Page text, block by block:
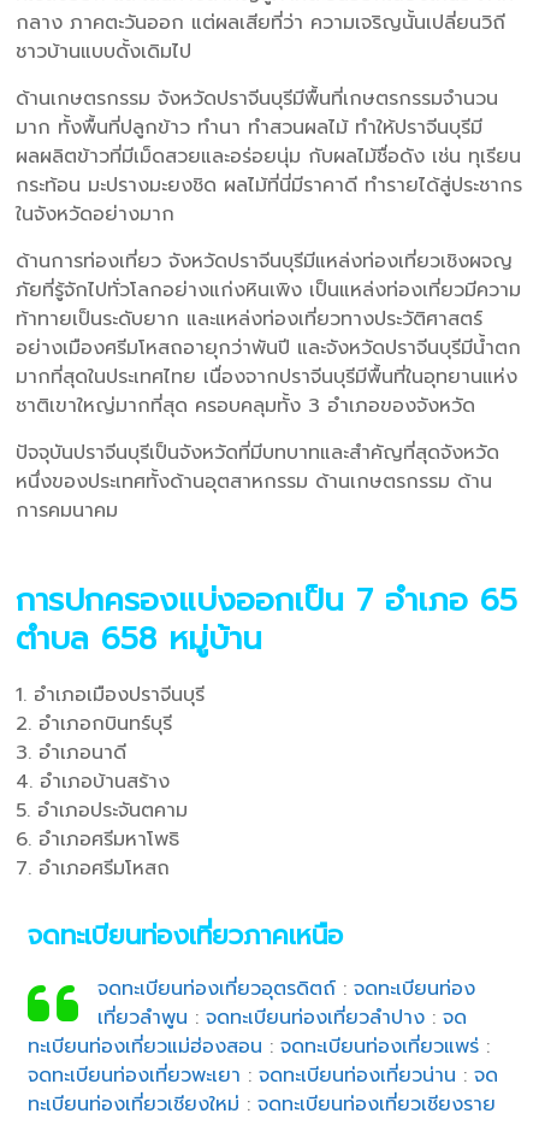
กลาง ภาคตะวันออก แต่ผลเสียที่ว่า ความเจริญนั้นเปลี่ยนวิถี
ชาวบ้านแบบดั้งเดิมไป
ด้านเกษตรกรรม จังหวัดปราจีนบุรีมีพื้นที่เกษตรกรรมจำนวน
มาก ทั้งพื้นที่ปลูกข้าว ทำนา ทำสวนผลไม้ ทำให้ปราจีนบุรีมี
ผลผลิตข้าวที่มีเม็ดสวยและอร่อยนุ่ม กับผลไม้ชื่อดัง เช่น ทุเรียน
กระท้อน มะปรางมะยงชิด ผลไม้ที่นี่มีราคาดี ทำรายได้สู่ประชากร
ในจังหวัดอย่างมาก
ด้านการท่องเที่ยว จังหวัดปราจีนบุรีมีแหล่งท่องเที่ยวเชิงผจญ
ภัยที่รู้จักไปทั่วโลกอย่างแก่งหินเพิง เป็นแหล่งท่องเที่ยวมีความ
ท้าทายเป็นระดับยาก และแหล่งท่องเที่ยวทางประวัติศาสตร์
อย่างเมืองศรีมโหสถอายุกว่าพันปี และจังหวัดปราจีนบุรีมีน้ำตก
มากที่สุดในประเทศไทย เนื่องจากปราจีนบุรีมีพื้นที่ในอุทยานแห่ง
ชาติเขาใหญ่มากที่สุด ครอบคลุมทั้ง 3 อำเภอของจังหวัด
ปัจจุบันปราจีนบุรีเป็นจังหวัดที่มีบทบาทและสำคัญที่สุดจังหวัด
หนึ่งของประเทศทั้งด้านอุตสาหกรรม ด้านเกษตรกรรม ด้าน
การคมนาคม
การปกครองแบ่งออกเป็น 7 อำเภอ 65
ตำบล 658 หมู่บ้าน
1. อำเภอเมืองปราจีนบุรี
2. อำเภอกบินทร์บุรี
3. อำเภอนาดี
4. อำเภอบ้านสร้าง
5. อำเภอประจันตคาม
6. อำเภอศรีมหาโพธิ
7. อำเภอศรีมโหสถ
จดทะเบียนท่องเที่ยวภาคเหนือ
จดทะเบียนท่องเที่ยวอุตรดิตถ์: จดทะเบียนท่อง
เที่ยวลำพูน : จดทะเบียนท่องเที่ยวลำปาง: จด
ทะเบียนท่องเที่ยวแม่ฮ่องสอน :จดทะเบียนท่องเที่ยวแพร่ :
จดทะเบียนท่องเที่ยวพะเยา :จดทะเบียนท่องเที่ยวน่าน :จด
ทะเบียนท่องเที่ยวเชียงใหม่ :จดทะเบียนท่องเที่ยวเชียงราย